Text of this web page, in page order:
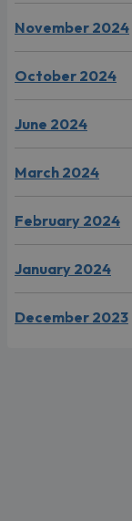
November 2024
October 2024
June 2024
March 2024
February 2024
January 2024
December 2023